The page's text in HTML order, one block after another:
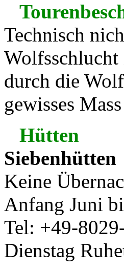
Technisch
durch die
gewisses
Hütten
Siebenhütten
Keine
Anfang Juni
Tel: +49-
Dienstag